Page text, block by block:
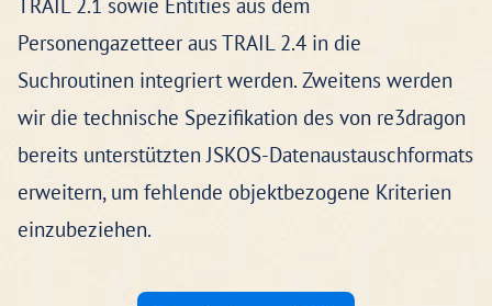
TRAIL 2.1 sowie Entities aus dem
Personengazetteer aus TRAIL 2.4 in die
Suchroutinen integriert werden. Zweitens werden
wir die technische Spezifikation des von re3dragon
bereits unterstützten JSKOS-Datenaustauschformats
erweitern, um fehlende objektbezogene Kriterien
einzubeziehen.